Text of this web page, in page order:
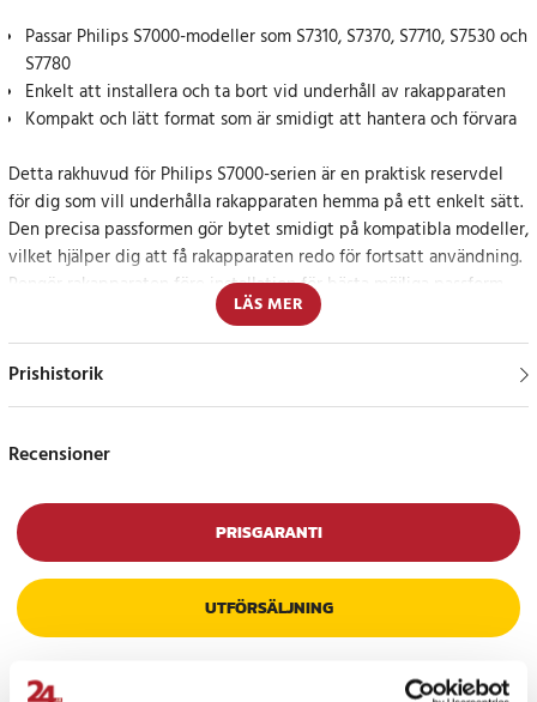
Passar Philips S7000-modeller som S7310, S7370, S7710, S7530 och
S7780
Enkelt att installera och ta bort vid underhåll av rakapparaten
Kompakt och lätt format som är smidigt att hantera och förvara
Detta rakhuvud för Philips S7000-serien är en praktisk reservdel
för dig som vill underhålla rakapparaten hemma på ett enkelt sätt.
Den precisa passformen gör bytet smidigt på kompatibla modeller,
vilket hjälper dig att få rakapparaten redo för fortsatt användning.
Rengör rakapparaten före installation för bästa möjliga passform
Smidigt byte för en fräschare rakrutin
långvarig användning. Den lätta och kompakta utformningen gör
behöver fräschas upp.
Specifikation
- Produkt: Rakhuvud för rakapparat
- Passar: Philips S7000-serien
- Kompatibla modeller: S7310, S7370, S7710, S7530 och S7780
- Funktion: Ersättningsrakhuvud för kompatibla Philips-
LÄS MER
Prishistorik
Recensioner
PRISGARANTI
UTFÖRSÄLJNING